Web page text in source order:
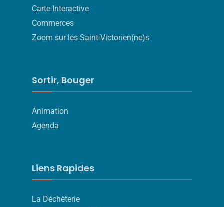
Carte Interactive
Commerces
Zoom sur les Saint-Victorien(ne)s
Sortir, Bouger
Animation
Agenda
Liens Rapides
La Déchèterie